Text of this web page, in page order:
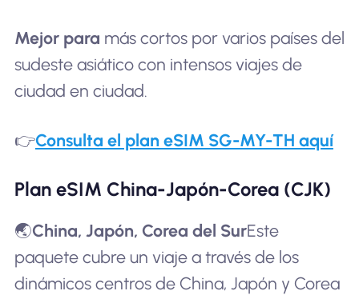
Mejor para más cortos por varios países del
sudeste asiático con intensos viajes de
ciudad en ciudad.
👉Consulta el plan eSIM SG-MY-TH aquí
Plan eSIM China-Japón-Corea (CJK)
🌏China, Japón, Corea del SurEste
paquete cubre un viaje a través de los
dinámicos centros de China, Japón y Corea